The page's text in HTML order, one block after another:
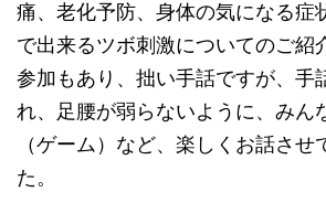
痛、老化予防、身体の気になる症
で出来るツボ刺激についてのご紹
参加もあり、拙い手話ですが、手
れ、足腰が弱らないように、みん
（ゲーム）など、楽しくお話させ
た。